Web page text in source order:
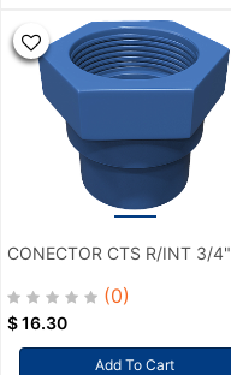
CONECTOR CTS R/INT 3/4"
(0)
$16.30
Add To Cart